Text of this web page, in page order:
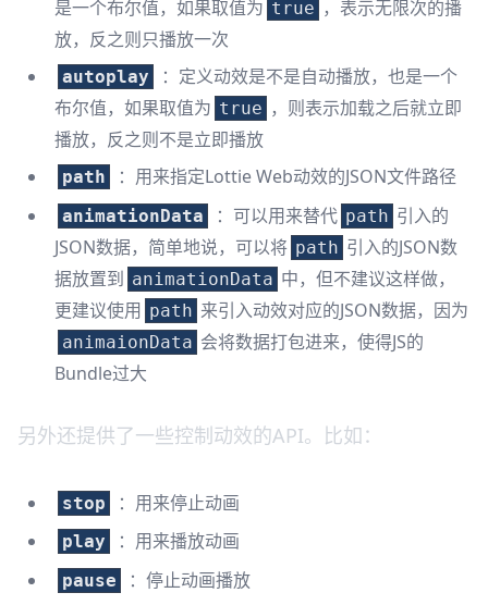
是一个布尔值，如果取值为 true ，表示无限次的播
放，反之则只播放一次
autoplay
：定义动效是不是自动播放，也是一个
布尔值，如果取值为 true ，则表示加载之后就立即
播放，反之则不是立即播放
path ：用来指定Lottie Web动效的JSON文件路径
animationData ：可以用来替代 path 引入的
JSON数据，简单地说，可以将 path 引入的JSON数
据放置到 animationData 中，但不建议这样做，
更建议使用 path 来引入动效对应的JSON数据，因为
animaionData 会将数据打包进来，使得JS的
Bundle过大
另外还提供了一些控制动效的API。比如：
stop ：用来停止动画
play ：用来播放动画
pause ：停止动画播放